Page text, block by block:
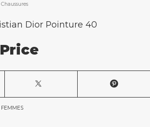
Chaussures
Dior Pointure 40
FEMMES